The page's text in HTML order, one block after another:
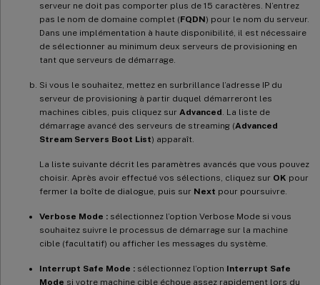
serveur ne doit pas comporter plus de 15 caractères. N’entrez
pas le nom de domaine complet (FQDN) pour le nom du serveur.
Dans une implémentation à haute disponibilité, il est nécessaire
de sélectionner au minimum deux serveurs de provisioning en
tant que serveurs de démarrage.
Si vous le souhaitez, mettez en surbrillance l’adresse IP du
serveur de provisioning à partir duquel démarreront les
machines cibles, puis cliquez sur Advanced. La liste de
démarrage avancé des serveurs de streaming (Advanced
Stream Servers Boot List) apparaît.
La liste suivante décrit les paramètres avancés que vous pouvez
choisir. Après avoir effectué vos sélections, cliquez sur OK pour
fermer la boîte de dialogue, puis sur Next pour poursuivre.
Verbose Mode : sélectionnez l’option Verbose Mode si vous
souhaitez suivre le processus de démarrage sur la machine
cible (facultatif) ou afficher les messages du système.
Interrupt Safe Mode : sélectionnez l’option Interrupt Safe
Mode si votre machine cible échoue assez rapidement lors du